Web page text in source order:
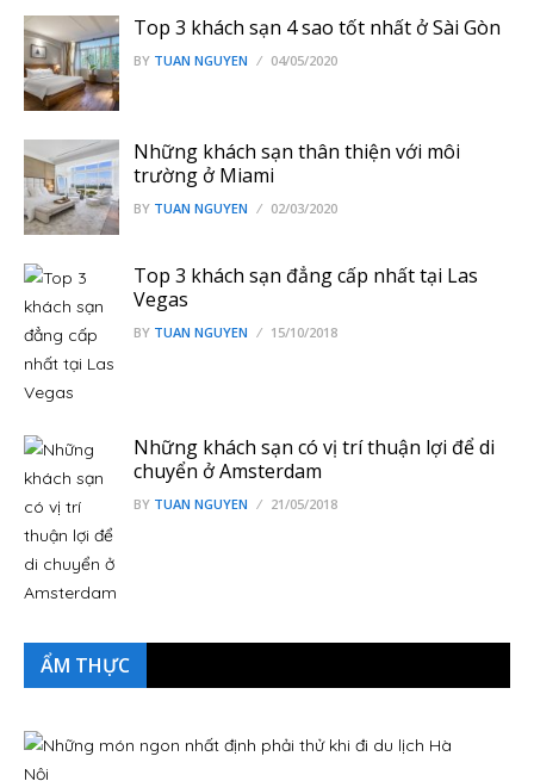
Top 3 khách sạn 4 sao tốt nhất ở Sài Gòn
BY TUAN NGUYEN 04/05/2020
Những khách sạn thân thiện với môi
trường ở Miami
BY TUAN NGUYEN 02/03/2020
Top 3 khách sạn đẳng cấp nhất tại Las
Vegas
BY TUAN NGUYEN 15/10/2018
Những khách sạn có vị trí thuận lợi để di
chuyển ở Amsterdam
BY TUAN NGUYEN 21/05/2018
ẨM THỰC